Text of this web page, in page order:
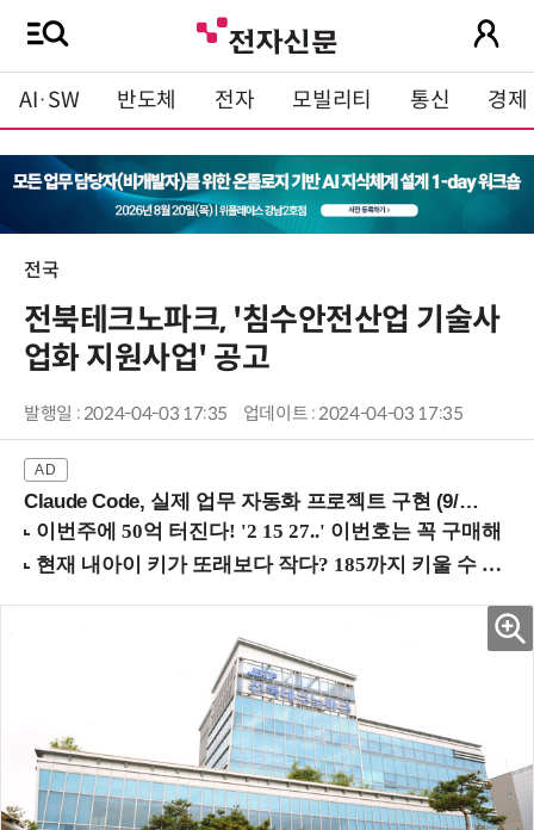
AI·SW 반도체 전자 모빌리티 통신 경제
전국
전북테크노파크, '침수안전산업 기술사
업화 지원사업' 공고
발행일 : 2024-04-03 17:35 업데이트 : 2024-04-03 17:35
Claude Code, 실제 업무 자동화 프로젝트 구현 (9/16 ~17 강남역)